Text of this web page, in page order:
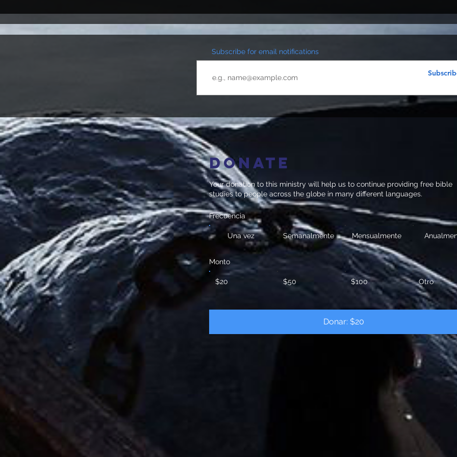
Subscribe for email notifications
Donate
Your donation to this ministry will help us to continue providing free bible
studies to people across the globe in many different languages.
Frecuencia
Una vez Semanalmente Mensualmente
Monto
$20 $50 $100 Otro
Donar: $20